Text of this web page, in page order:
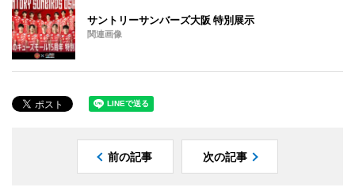
サントリーサンバーズ大阪 特別展示
関連画像
前の記事 次の記事